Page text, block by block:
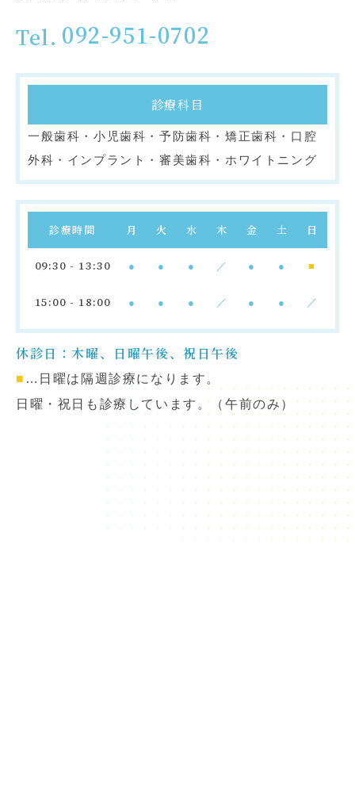
092-951-0702
診療科目
一般歯科・小児歯科・予防歯科・矯正歯科・口腔
外科・インプラント・審美歯科・ホワイトニング
診療時間 月 火 水 木 金 土 日
09:30 - 13:30 ● ● ● ／ ● ● ■
15:00 - 18:00 ● ● ● ／ ● ● ／
休診日：木曜、日曜午後、祝日午後
■ …日曜は隔週診療になります。
日曜・祝日も診療しています。（午前のみ）